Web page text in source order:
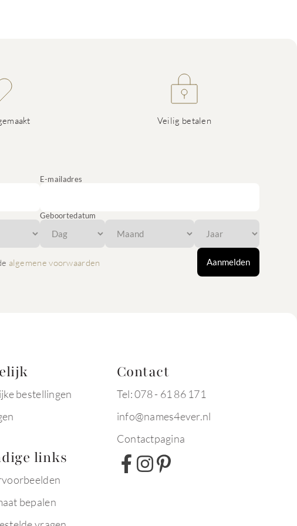
Veilig betalen
E-mailadres
Geboortedatum
algemene voorwaarden Aanmelden
bestellingen
links
bepalen
Contact
Tel: 078 - 61 86 171
info@names4ever.nl
Contactpagina